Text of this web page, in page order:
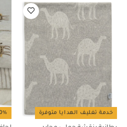
خدمة تغليف الهدايا متوفرة 50%